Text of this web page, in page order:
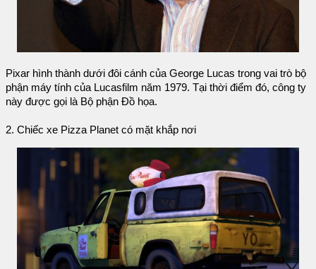
Pixar hình thành dưới đôi cánh của George Lucas trong vai trò bộ
phận máy tính của Lucasfilm năm 1979. Tại thời điểm đó, công ty
này được gọi là Bộ phận Đồ họa.
2. Chiếc xe Pizza Planet có mặt khắp nơi